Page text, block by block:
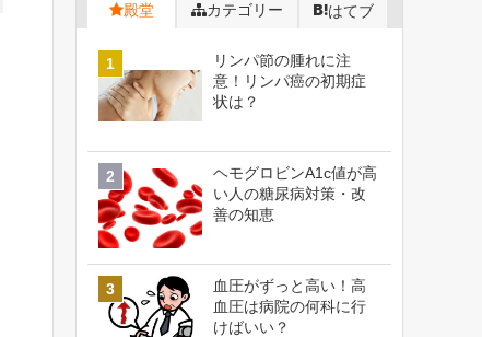
殿堂 カテゴリー はてブ
リンパ節の腫れに注
意！リンパ癌の初期症
状は？
ヘモグロビンA1c値が高
い人の糖尿病対策・改
善の知恵
血圧がずっと高い！高
血圧は病院の何科に行
けばいい？